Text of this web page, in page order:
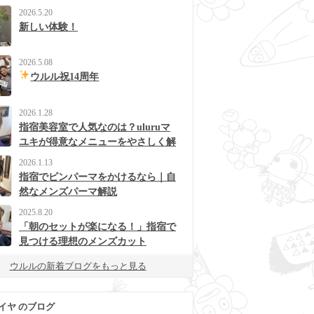
2026.5.20
新しい体験！
2026.5.08
ウルル祝14周年
2026.1.28
指宿美容室で人気なのは？uluruマ
ユキが得意なメニューをやさしく解
2026.1.13
指宿でピンパーマをかけるなら｜自
然なメンズパーマ解説
2025.8.20
「朝のセットが楽になる！」指宿で
見つける理想のメンズカット
ウルルの新着ブログをもっと見る
ヤ のブログ